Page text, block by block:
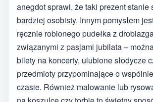
anegdot sprawi, że taki prezent stanie
bardziej osobisty. Innym pomysłem
ręcznie robionego pudełka z
związanymi z pasjami jubilata –
bilety na koncerty, ulubione słodycze
przedmioty przypominające o
czasie. Również malowanie lub